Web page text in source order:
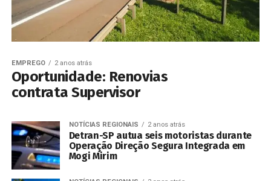
EMPREGO 2 anos atrás
Oportunidade: Renovias
contrata Supervisor
NOTÍCIAS REGIONAIS 2 anos atrás
Detran-SP autua seis motoristas durante
Operação Direção Segura Integrada em
Mogi Mirim